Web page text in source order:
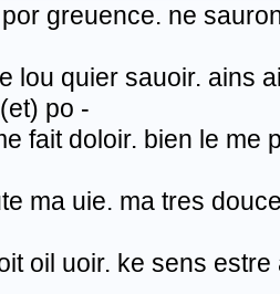
greuence. ne
lou quier sauoir. ains
po -
fait doloir. bien le me
ma uie. ma tres
oil uoir. ke sens